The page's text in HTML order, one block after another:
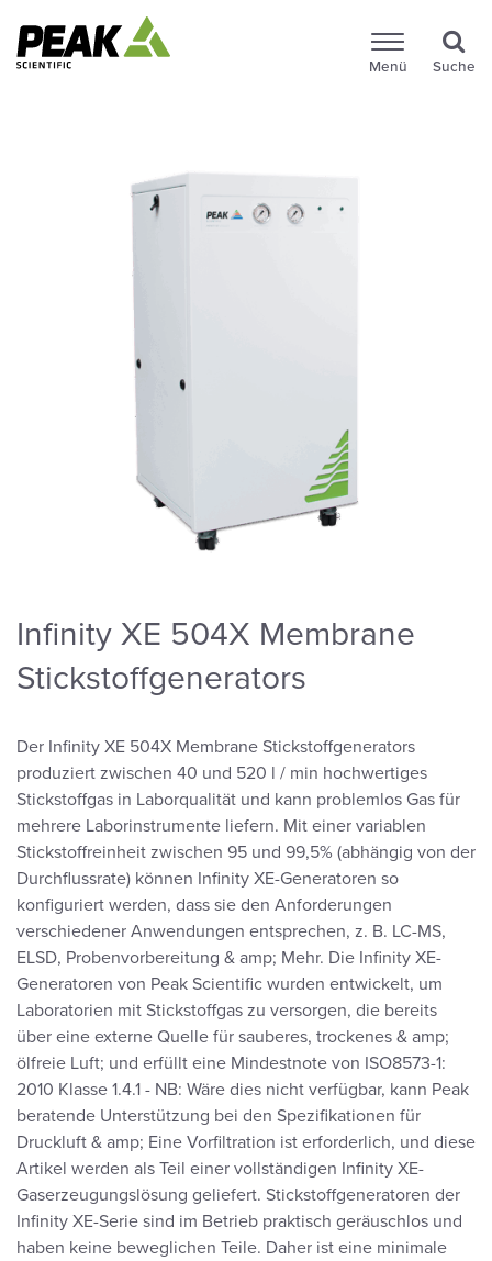
Menü Suche
Infinity XE 504X Membrane
Stickstoffgenerators
Der Infinity XE 504X Membrane Stickstoffgenerators
produziert zwischen 40 und 520 l / min hochwertiges
Stickstoffgas in Laborqualität und kann problemlos Gas für
mehrere Laborinstrumente liefern. Mit einer variablen
Stickstoffreinheit zwischen 95 und 99,5% (abhängig von der
Durchflussrate) können Infinity XE-Generatoren so
konfiguriert werden, dass sie den Anforderungen
verschiedener Anwendungen entsprechen, z. B. LC-MS,
ELSD, Probenvorbereitung & amp; Mehr. Die Infinity XE-
Generatoren von Peak Scientific wurden entwickelt, um
Laboratorien mit Stickstoffgas zu versorgen, die bereits
über eine externe Quelle für sauberes, trockenes & amp;
ölfreie Luft; und erfüllt eine Mindestnote von ISO8573-1:
2010 Klasse 1.4.1 - NB: Wäre dies nicht verfügbar, kann Peak
beratende Unterstützung bei den Spezifikationen für
Druckluft & amp; Eine Vorfiltration ist erforderlich, und diese
Artikel werden als Teil einer vollständigen Infinity XE-
Gaserzeugungslösung geliefert. Stickstoffgeneratoren der
Infinity XE-Serie sind im Betrieb praktisch geräuschlos und
haben keine beweglichen Teile. Daher ist eine minimale